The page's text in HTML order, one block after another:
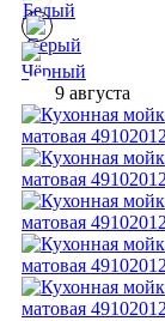
9 августа